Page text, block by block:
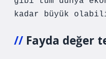
kadar büyük
Fayda değer